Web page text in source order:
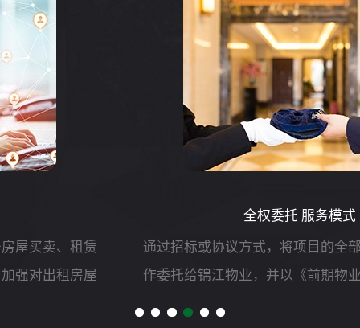
通过招标或协议方式，将项目的全部物业管理服务工
作委托给锦江物业，并以《前期物业服务合同》的形